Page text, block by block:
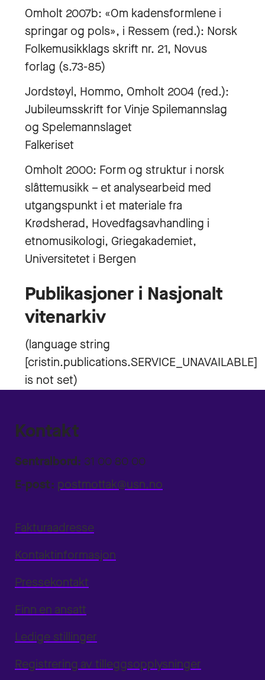
Omholt 2007b: «Om kadensformlene i
springar og pols», i Ressem (red.): Norsk
Folkemusikklags skrift nr. 21, Novus
forlag (s.73-85)
Jordstøyl, Hommo, Omholt 2004 (red.):
Jubileumsskrift for Vinje Spilemannslag
og Spelemannslaget
Falkeriset
Omholt 2000: Form og struktur i norsk
slåttemusikk – et analysearbeid med
utgangspunkt i et materiale fra
Krødsherad, Hovedfagsavhandling i
etnomusikologi, Griegakademiet,
Universitetet i Bergen
Publikasjoner i Nasjonalt
vitenarkiv
Kontakt
Sentralbord: 31 00 80 00
E-post: postmottak@usn.no
Fakturaadresse
Kontaktinformasjon
Pressekontakt
Finn en ansatt
Ledige stillinger
Registrering av tilleggsopplysninger